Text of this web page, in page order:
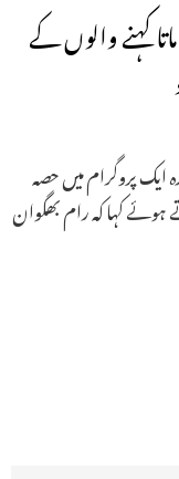
کہنے والوں کے
ایک پروگرام میں حصہ
کہا کہ رام بھگوان